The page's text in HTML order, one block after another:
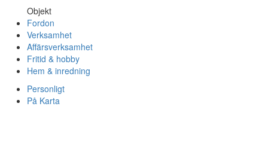
Objekt
Fordon
Verksamhet
Affärsverksamhet
Fritid & hobby
Hem & inredning
Personligt
På Karta